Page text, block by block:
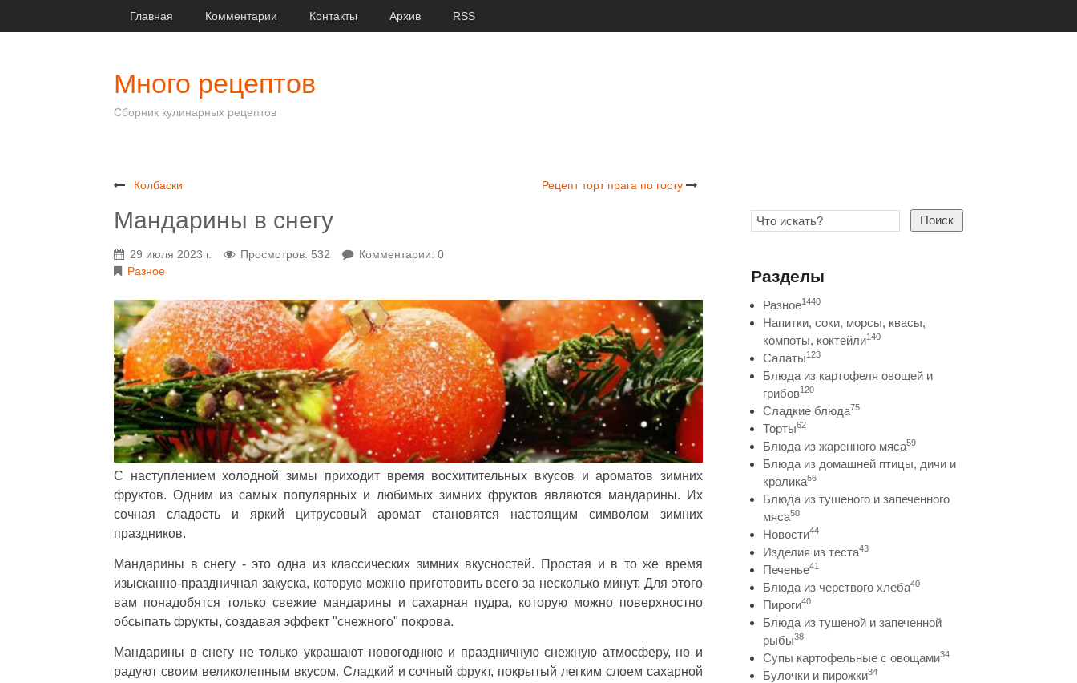
Главная Комментарии Контакты Архив RSS
Много рецептов
Сборник кулинарных рецептов
Колбаски Рецепт торт прага по госту
Мандарины в снегу
29 июля 2023 г. Просмотров: 532
Комментарии: 0
Разное
С наступлением холодной зимы приходит время восхитительных вкусов и ароматов зимних
фруктов. Одним из самых популярных и любимых зимних фруктов являются мандарины. Их
сочная сладость и яркий цитрусовый аромат становятся настоящим символом зимних
праздников.
Мандарины в снегу - это одна из классических зимних вкусностей. Простая и в то же время
изысканно-праздничная закуска, которую можно приготовить всего за несколько минут. Для этого
вам понадобятся только свежие мандарины и сахарная пудра, которую можно поверхностно
обсыпать фрукты, создавая эффект "снежного" покрова.
Мандарины в снегу не только украшают новогоднюю и праздничную снежную атмосферу, но и
радуют своим великолепным вкусом. Сладкий и сочный фрукт, покрытый легким слоем сахарной
Поиск
Разделы
Разное1440
Напитки, соки, морсы, квасы,
компоты, коктейли140
Салаты123
Блюда из картофеля овощей и
грибов120
Сладкие блюда75
Торты62
Блюда из жаренного мяса59
Блюда из домашней птицы, дичи и
кролика56
Блюда из тушеного и запеченного
мяса50
Новости44
Изделия из теста43
Печенье41
Блюда из черствого хлеба40
Пироги40
Блюда из тушеной и запеченной
рыбы38
Супы картофельные с овощами34
Булочки и пирожки34